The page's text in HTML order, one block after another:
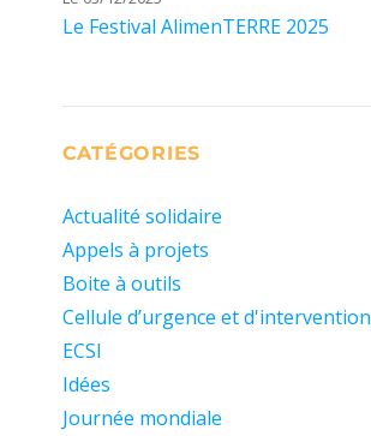
Le Festival AlimenTERRE 2025
CATÉGORIES
Actualité solidaire
Appels à projets
Boite à outils
Cellule d’urgence et d'intervention
ECSI
Idées
Journée mondiale